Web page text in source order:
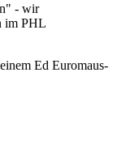
- wir
im PHL
Ed Euromaus-